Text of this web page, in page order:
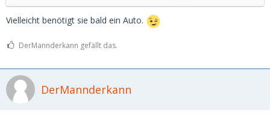
Vielleicht benötigt sie bald ein Auto.
DerMannderkann gefällt das.
DerMannderkann